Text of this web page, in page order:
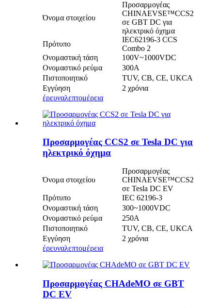
Όνομα στοιχείου
Προσαρμογέας
CHINAEVSE™️CCS2
σε GBT DC για
ηλεκτρικό όχημα
Πρότυπο
IEC62196-3 CCS
Combo 2
Ονομαστική τάση
100V~1000VDC
Ονομαστικό ρεύμα
300Α
Πιστοποιητικό
TUV, CB, CE, UKCA
Εγγύηση
2 χρόνια
έρευναλεπτομέρεια
Προσαρμογέας CCS2 σε Tesla DC για
ηλεκτρικό όχημα
Όνομα στοιχείου
Προσαρμογέας
CHINAEVSE™️CCS2
σε Tesla DC EV
Πρότυπο
IEC 62196-3
Ονομαστική τάση
300~1000VDC
Ονομαστικό ρεύμα
250Α
Πιστοποιητικό
TUV, CB, CE, UKCA
Εγγύηση
2 χρόνια
έρευναλεπτομέρεια
Προσαρμογέας CHAdeMO σε GBT
DC EV